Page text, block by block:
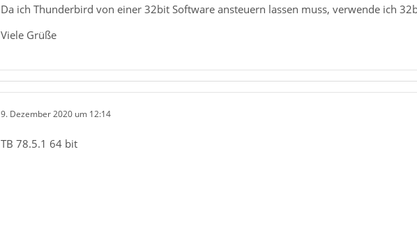
Da ich Thunderbird von einer 32bit Software ansteuern lassen muss, verwende ich
Viele Grüße
9. Dezember 2020 um 12:14
TB 78.5.1 64 bit